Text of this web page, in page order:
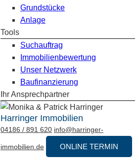
Grundstücke
Anlage
Tools
Suchauftrag
Immobilienbewertung
Unser Netzwerk
Baufinanzierung
Ihr Ansprechpartner
Harringer Immobilien
04186 / 891 620 info@harringer-
immobilien.de
ONLINE TERMIN